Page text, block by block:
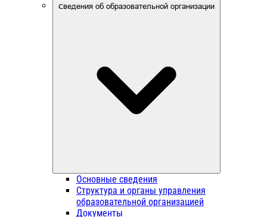
Сведения об образовательной организации
Основные сведения
Структура и органы управления
образовательной организацией
Документы